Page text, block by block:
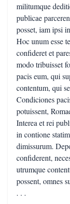
militumque
publicae
posset, iam ipsi
Hoc unum esse
confideret et
modo tribuisset
pacis eum, qui
contentum, qui
Condiciones
potuissent,
Interea et rei
in contione
dimissurum.
confiderent,
utrumque
possent, omnes
. . .